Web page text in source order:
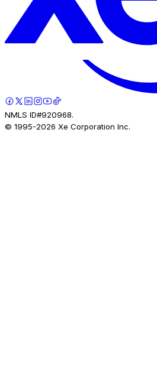
NMLS ID#920968.
© 1995-2026 Xe Corporation Inc.